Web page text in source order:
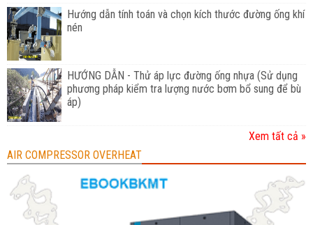
Hướng dẫn tính toán và chọn kích thước đường ống khí
nén
HƯỚNG DẪN - Thử áp lực đường ống nhựa (Sử dụng
phương pháp kiểm tra lượng nước bơm bổ sung để bù
áp)
Xem tất cả »
AIR COMPRESSOR OVERHEAT